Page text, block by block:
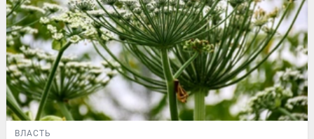
ВЛАСТЬ